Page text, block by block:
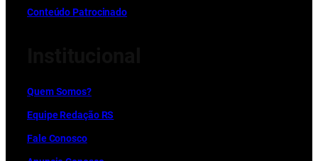
Conteúdo Patrocinado
Quem Somos?
Equipe Redação RS
Fale Conosco